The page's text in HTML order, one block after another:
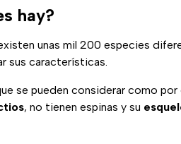
hay?
unas mil 200 especies
sus características.
se pueden considerar como por
, no tienen espinas y su